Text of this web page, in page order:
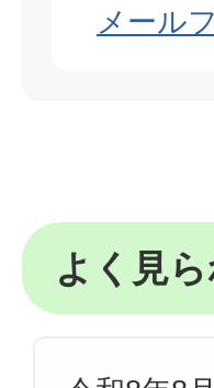
メール
よく見